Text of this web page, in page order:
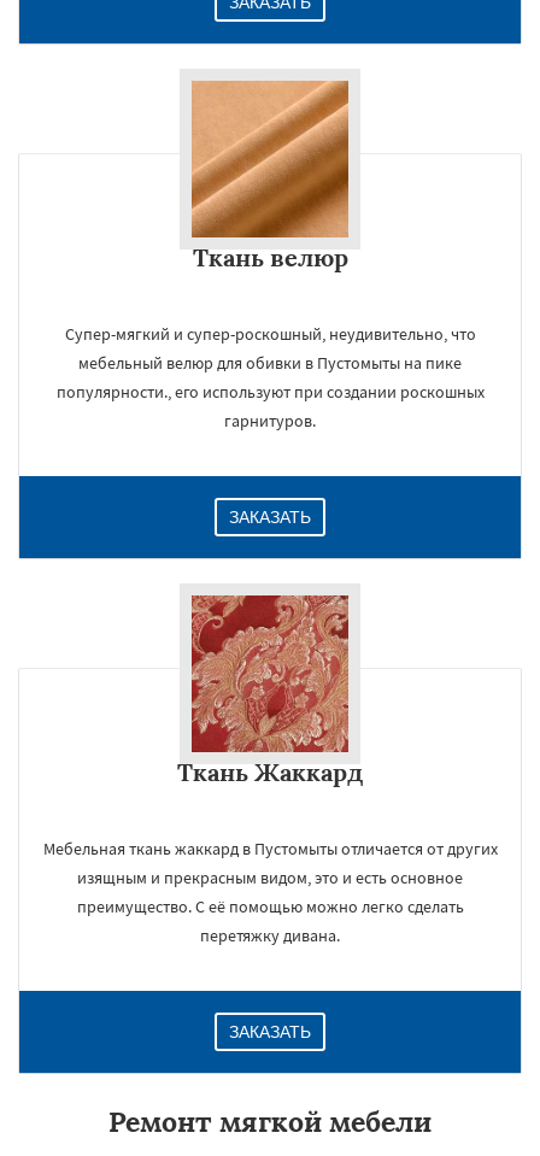
Ткань велюр
Супер-мягкий и супер-роскошный, неудивительно, что
мебельный велюр для обивки в Пустомыты на пике
популярности., его используют при создании роскошных
гарнитуров.
ЗАКАЗАТЬ
Ткань Жаккард
Мебельная ткань жаккард в Пустомыты отличается от других
изящным и прекрасным видом, это и есть основное
преимущество. С её помощью можно легко сделать
перетяжку дивана.
ЗАКАЗАТЬ
Ремонт мягкой мебели